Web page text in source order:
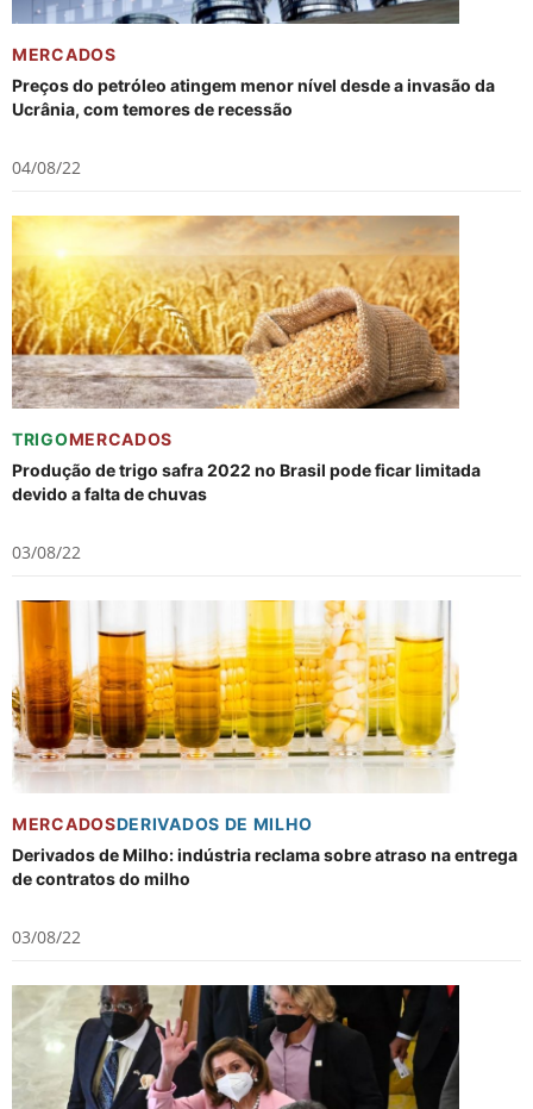
MERCADOS
Preços do petróleo atingem menor nível desde a invasão da
Ucrânia, com temores de recessão
04/08/22
TRIGOMERCADOS
Produção de trigo safra 2022 no Brasil pode ficar limitada
devido a falta de chuvas
03/08/22
MERCADOSDERIVADOS DE MILHO
Derivados de Milho: indústria reclama sobre atraso na entrega
de contratos do milho
03/08/22